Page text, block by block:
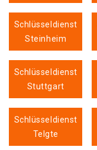
Schlüsseldienst
Steinheim
Schlüsseldienst
Stuttgart
Schlüsseldienst
Telgte